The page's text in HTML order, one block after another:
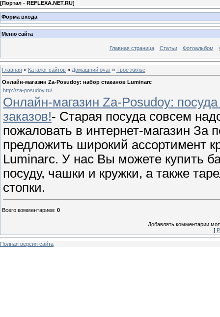
[Портал - REFLEXA.NET.RU]
Форма входа
Меню сайта
Главная страница Статьи Фотоальбом
Главная » Каталог сайтов » Домашний очаг » Твоё жильё
Онлайн-магазин Za-Posudoy: набор стаканов Luminarc
http://za-posudoy.ru/
Онлайн-магазин Za-Posudoy:
заказов!- Старая посуда совсем
пожаловать в интернет-магазин
предложить широкий ассортимент
Luminarc. У нас Вы можете купить
посуду, чашки и кружки, а также
стопки.
Всего комментариев: 0
Добавлять комментарии
[
Полная версия сайта